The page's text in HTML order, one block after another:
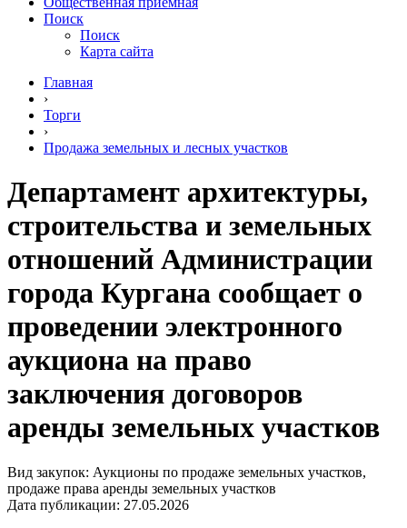
Поиск
Поиск
Карта сайта
Главная
›
Торги
›
Продажа земельных и лесных участков
Департамент архитектуры,
строительства и земельных
отношений Администрации
города Кургана сообщает о
проведении электронного
аукциона на право
заключения договоров
аренды земельных участков
Вид закупок: Аукционы по продаже земельных участков,
продаже права аренды земельных участков
Дата публикации: 27.05.2026